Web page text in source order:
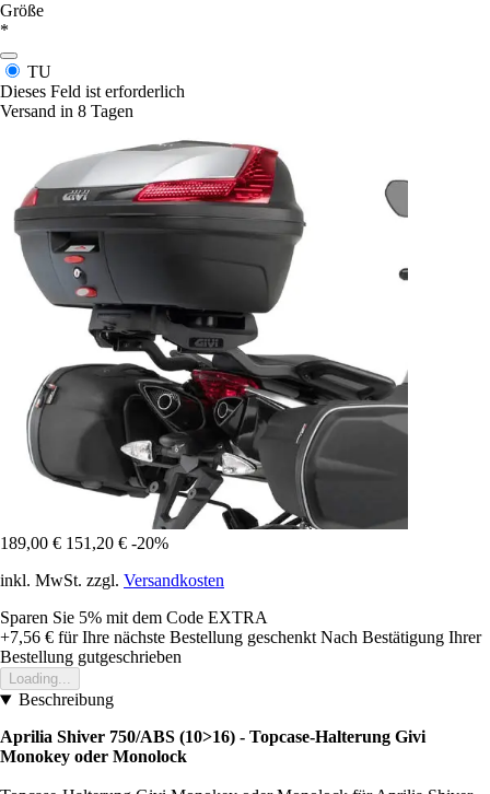
Größe
*
TU
Dieses Feld ist erforderlich
Versand in 8 Tagen
189,00 € 151,20 € -20%
inkl. MwSt. zzgl. Versandkosten
Sparen Sie 5% mit dem Code EXTRA
+7,56 € für Ihre nächste Bestellung geschenkt Nach Bestätigung Ihrer
Bestellung gutgeschrieben
Loading...
Beschreibung
Aprilia Shiver 750/ABS (10>16) - Topcase-Halterung Givi
Monokey oder Monolock